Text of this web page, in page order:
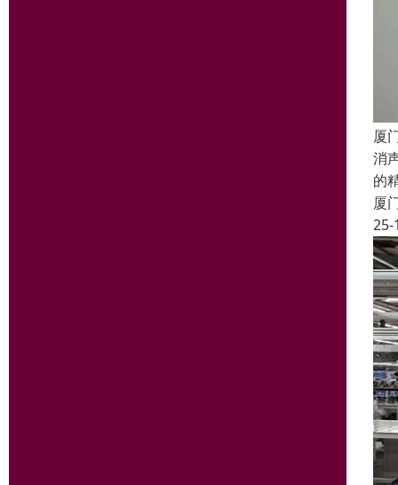
厦
消
的
厦
25-